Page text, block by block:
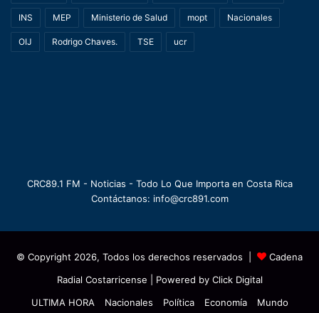
INS MEP Ministerio de Salud mopt Nacionales
OIJ Rodrigo Chaves. TSE ucr
CRC89.1 FM - Noticias - Todo Lo Que Importa en Costa Rica
Contáctanos: info@crc891.com
© Copyright 2026, Todos los derechos reservados |
Cadena
Radial Costarricense | Powered by Click Digital
ULTIMA HORA
Nacionales Política Economía Mundo